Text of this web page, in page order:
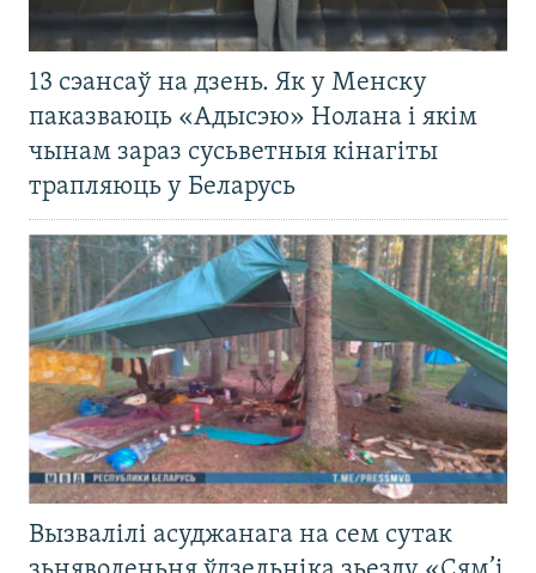
13 сэансаў на дзень. Як у Менску
паказваюць «Адысэю» Нолана і якім
чынам зараз сусьветныя кінагіты
трапляюць у Беларусь
Вызвалілі асуджанага на сем сутак